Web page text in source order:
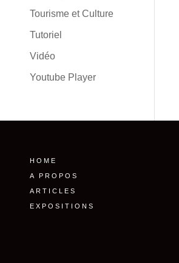
Tourisme et Culture
Tutoriel
Vidéo
Youtube Player
HOME
A PROPOS
ARTICLES
EXPOSITIONS